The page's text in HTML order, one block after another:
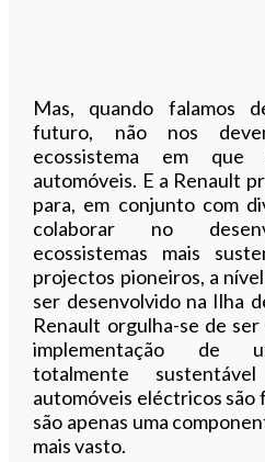
Mas, quando falamos
futuro, não nos
ecossistema em
automóveis. E a Renault
para, em conjunto com
colaborar no
ecossistemas mais
projectos pioneiros, a
ser desenvolvido na Ilha
Renault orgulha-se de
implementação de
totalmente
automóveis eléctricos são
são apenas uma
mais vasto.